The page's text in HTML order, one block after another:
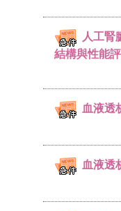
人工腎
結構與性能
血液透
血液透